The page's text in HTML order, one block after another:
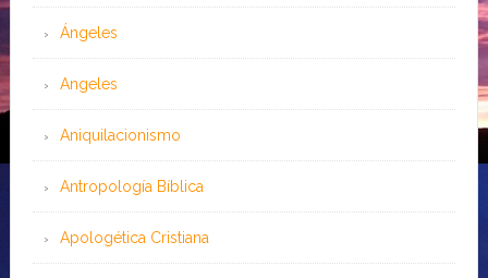
Ángeles
Angeles
Aniquilacionismo
Antropología Bíblica
Apologética Cristiana